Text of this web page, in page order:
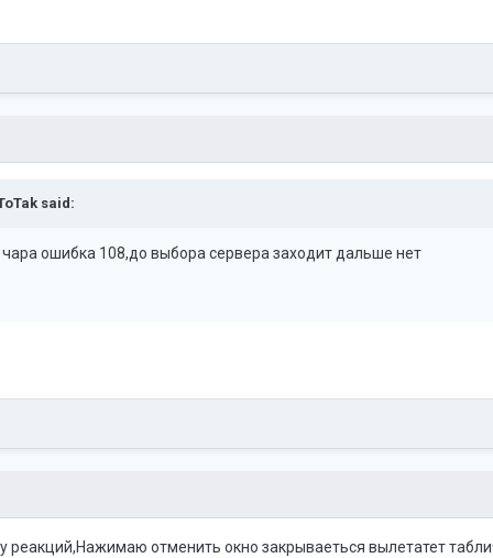
said:
ошибка 108,до выбора сервера заходит дальше нет
отменить окно закрываеться вылетатет